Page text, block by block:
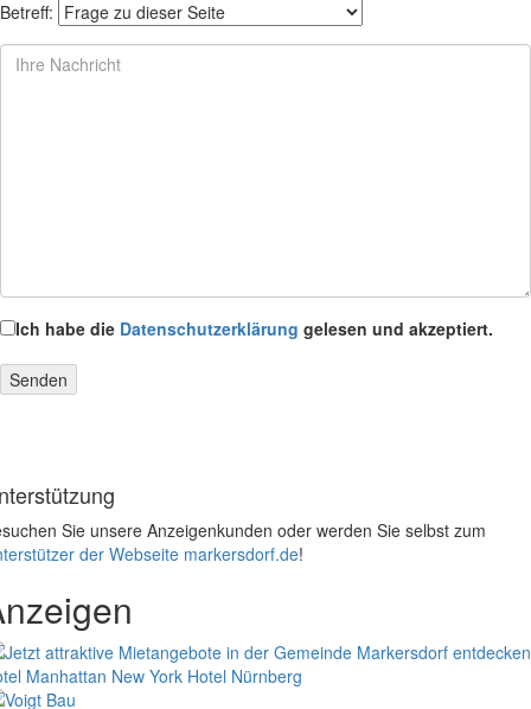
Betreff:
Ich habe die Datenschutzerklärung gelesen und akzeptiert.
Sie unsere Anzeigenkunden oder werden Sie selbst zum
der Webseite markersdorf.de!
Manhattan New York Hotel Nürnberg